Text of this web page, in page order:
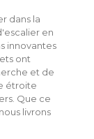
dans la
en
innovantes
ont
et de
étroite
Que ce
livrons